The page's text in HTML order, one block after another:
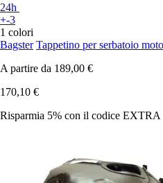
24h
+-3
1 colori
Bagster Tappetino per serbatoio
A partire da 189,00 €
170,10 €
Risparmia 5% con il codice EXTRA